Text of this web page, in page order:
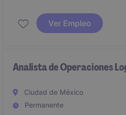
reducción de costos. Inglés
Posición presencial en
Ver Empleo
Analista de Operaciones
Ciudad de México
Permanente